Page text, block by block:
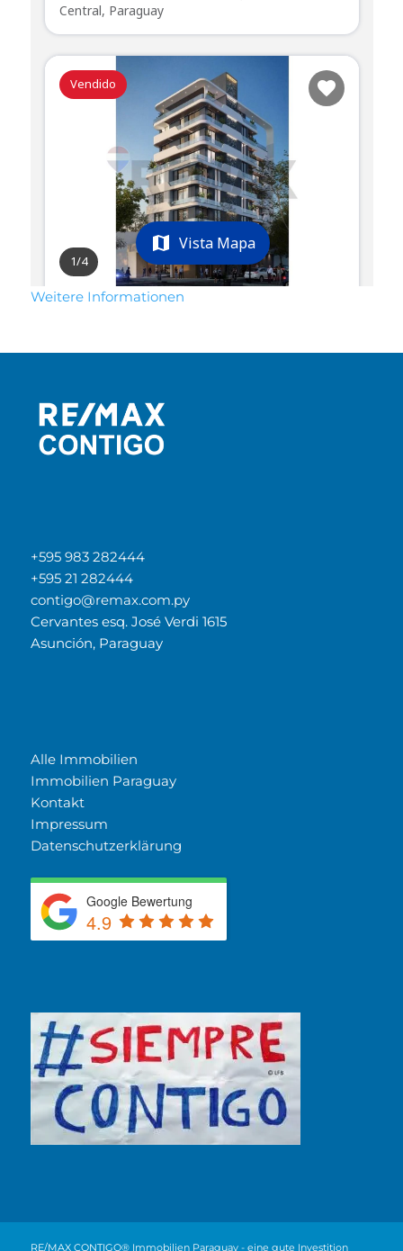
Weitere Informationen
+595 983 282444
+595 21 282444
contigo@remax.com.py
Cervantes esq. José Verdi 1615
Asunción, Paraguay
Alle Immobilien
Immobilien Paraguay
Kontakt
Impressum
Datenschutzerklärung
Google Bewertung
4.9
RE/MAX CONTIGO® Immobilien Paraguay - eine gute Investition